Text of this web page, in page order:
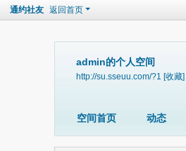
通约社友 返回首页
admin的个人空间
http://su.sseuu.com/?1 [收藏]
空间首页 动态